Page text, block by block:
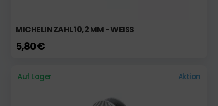
MICHELIN ZAHL 10,2 MM - WEISS
5,80 €
Auf Lager Aktion